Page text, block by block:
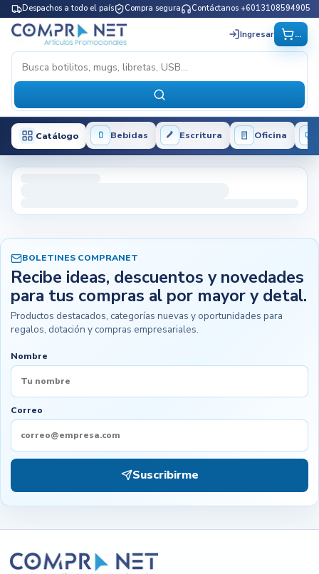
Despachos a todo el país Compra segura Contáctanos +6013108594905
Ingresar ...
Catálogo Bebidas Escritura Oficina
BOLETINES COMPRANET
Recibe ideas, descuentos y novedades
para tus compras al por mayor y detal.
Productos destacados, categorías nuevas y oportunidades para
regalos, dotación y compras empresariales.
Nombre
Correo
Suscribirme